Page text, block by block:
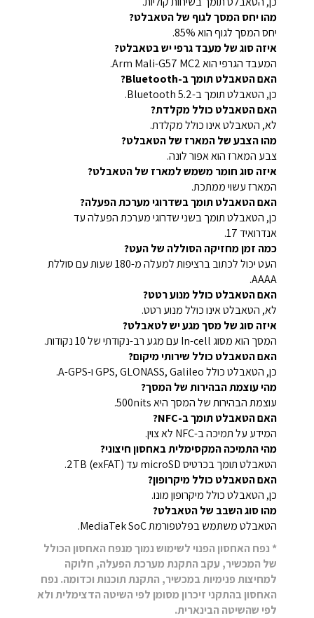
מהו יחס המסך לגוף של הטאבלט?
יחס המסך לגוף הוא 85%.
איזה סוג של מעבד גרפי יש בטאבלט?
המעבד הגרפי הוא Arm Mali-G57 MC2.
האם הטאבלט תומך ב-Bluetooth?
כן, הטאבלט תומך ב-Bluetooth 5.2.
האם הטאבלט כולל מקלדת?
לא, הטאבלט אינו כולל מקלדת.
מהו הצבע של המארז של הטאבלט?
צבע המארז הוא אפור לונה.
איזה סוג חומר משמש למארז של הטאבלט?
המארז עשוי ממתכת.
האם הטאבלט תומך בשדרוגי מערכת הפעלה?
כן, הטאבלט תומך בשני שדרוגי מערכת הפעלה עד
אנדרואיד 17.
כמה זמן מחזיקה הסוללה של העט?
העט יכול לכתוב ברציפות למעלה מ-180 שעות עם סוללת
AAAA.
האם הטאבלט כולל מנוע רטט?
לא, הטאבלט אינו כולל מנוע רטט.
איזה סוג של מסך מגע יש לטאבלט?
המסך הוא מסוג In-cell עם מגע רב-נקודתי של 10 נקודות.
האם הטאבלט כולל שירותי מיקום?
כן, הטאבלט כולל GPS, GLONASS, Galileo ו-A-GPS.
מהי עוצמת הבהירות של המסך?
עוצמת הבהירות של המסך היא 500nits.
האם הטאבלט תומך ב-NFC?
המידע על תמיכה ב-NFC לא צוין.
מהי התמיכה המקסימלית באחסון חיצוני?
הטאבלט תומך בכרטיס microSD עד 2TB (exFAT).
האם הטאבלט כולל מיקרופון?
כן, הטאבלט כולל מיקרופון מונו.
מהו סוג השבב של הטאבלט?
הטאבלט משתמש בפלטפורמת MediaTek SoC.
* נפח האחסון הפנוי לשימוש נמוך מנפח האחסון הכולל
של המכשיר, עקב התקנת מערכת הפעלה, חלוקה
למחיצות פנימיות במכשיר, התקנת תוכנות וכדומה. נפח
האחסון בהתקני זיכרון מסומן לפי השיטה הדצימלית ולא
לפי שהשיטה הבינארית.